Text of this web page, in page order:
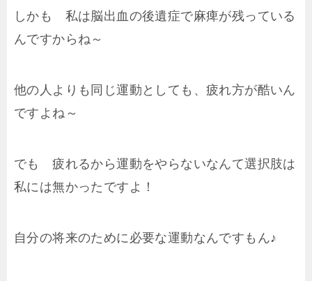
しかも 私は脳出血の後遺症で麻痺が残っている
んですからね～
他の人よりも同じ運動としても、疲れ方が酷いん
ですよね～
でも 疲れるから運動をやらないなんて選択肢は
私には無かったですよ！
自分の将来のために必要な運動なんですもん♪